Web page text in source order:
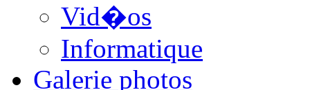
Vid�os
Informatique
Galerie photos